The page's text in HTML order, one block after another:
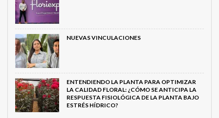
NUEVAS VINCULACIONES
ENTENDIENDO LA PLANTA PARA OPTIMIZAR
LA CALIDAD FLORAL: ¿CÓMO SE ANTICIPA LA
RESPUESTA FISIOLÓGICA DE LA PLANTA BAJO
ESTRÉS HÍDRICO?